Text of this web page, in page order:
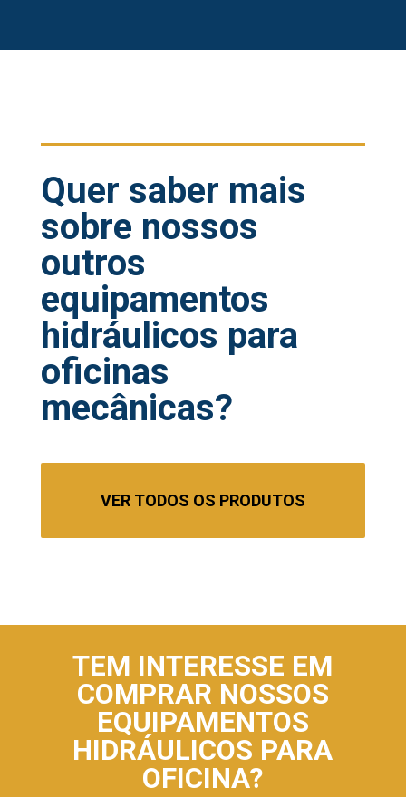
Quer saber mais
sobre nossos
outros
equipamentos
hidráulicos para
oficinas
mecânicas?
VER TODOS OS PRODUTOS
TEM INTERESSE EM
COMPRAR NOSSOS
EQUIPAMENTOS
HIDRÁULICOS PARA
OFICINA?